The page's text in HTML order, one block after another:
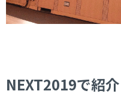
NEXT2019で紹